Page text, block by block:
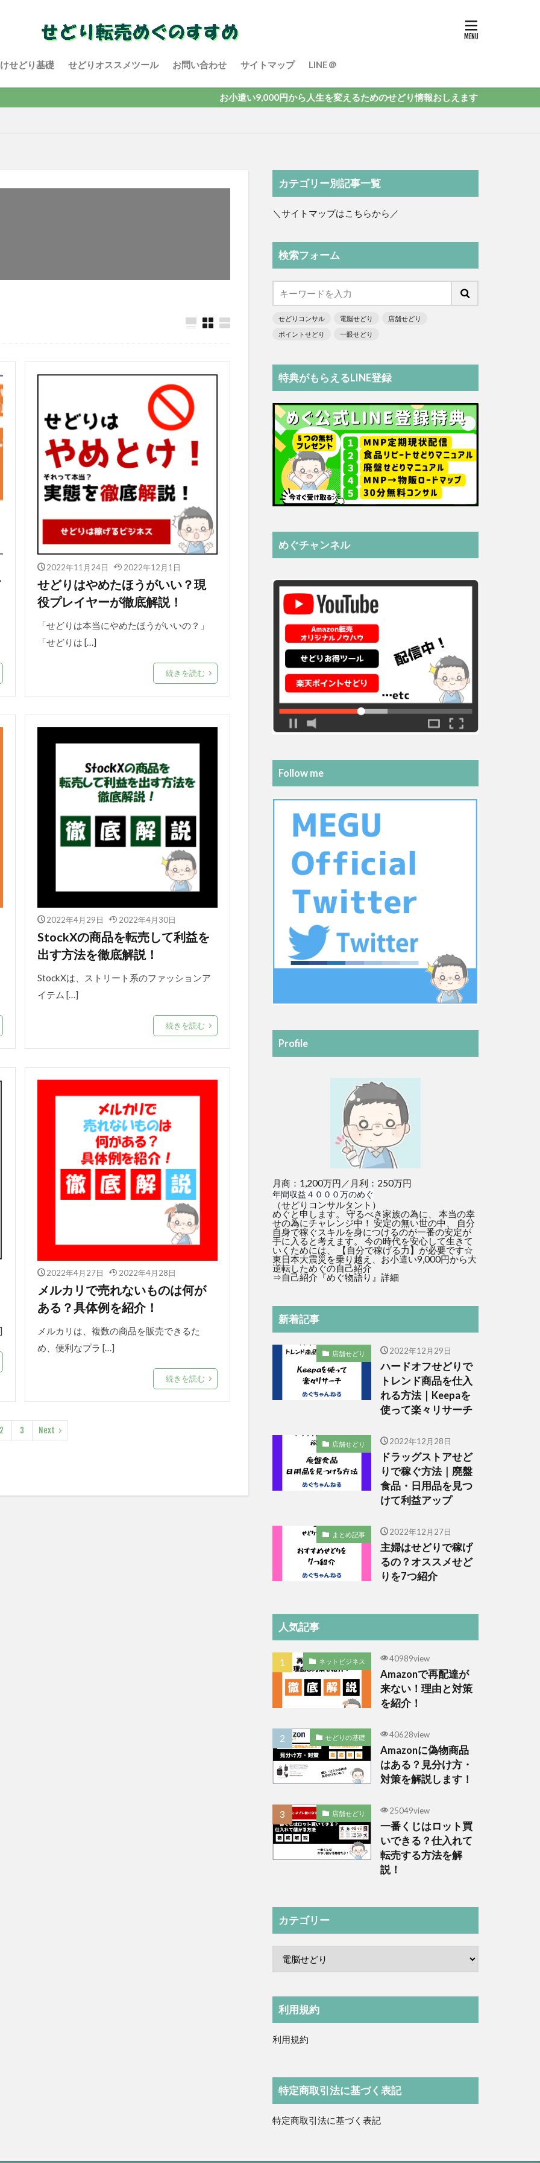
せどり基礎 せどりオススメツール お問い合わせ サイトマップ LINE＠
お小遣い9,000円から人生を変えるためのせどり情報おしえます
2022年11月24日 2022年12月1日
せどりはやめたほうがいい？現
役プレイヤーが徹底解説！
「せどりは本当にやめたほうがいいの？」
「せどりは […]
続きを読む
2022年4月29日 2022年4月30日
StockXの商品を転売して利益を
出す方法を徹底解説！
StockXは、ストリート系のファッションア
イテム […]
続きを読む
2022年4月27日 2022年4月28日
メルカリで売れないものは何が
ある？具体例を紹介！
メルカリは、複数の商品を販売できるた
め、便利なプラ […]
続きを読む
2 3 Next
カテゴリー別記事一覧
＼サイトマップはこちらから／
検索フォーム
せどりコンサル 電脳せどり
店舗せどり
ポイントせどり
一眼せどり
特典がもらえるLINE登録
めぐチャンネル
Follow me
Profile
月商：1,200万円／月利：250万円
年間収益４０００万のめぐ
（せどりコンサルタント）
めぐと申します。 守るべき家族の為に、 本当の幸
せの為にチャレンジ中！ 安定の無い世の中、 自分
自身で稼ぐスキルを身につけるのが一番の安定が
手に入ると考えます。 今の時代を安心して生きて
いくためには、 【自分で稼げる力】が必要です☆
東日本大震災を乗り越え、お小遣い9,000円から大
逆転しためぐの自己紹介
⇒自己紹介『めぐ物語り』詳細
新着記事
店舗せどり 2022年12月29日
ハードオフせどりで
トレンド商品を仕入
れる方法｜Keepaを
使って楽々リサーチ
店舗せどり 2022年12月28日
ドラッグストアせど
りで稼ぐ方法｜廃盤
食品・日用品を見つ
けて利益アップ
まとめ記事 2022年12月27日
主婦はせどりで稼げ
るの？オススメせど
りを7つ紹介
人気記事
ネットビジネス 40989view
Amazonで再配達が
来ない！理由と対策
を紹介！
せどりの基礎 40628view
Amazonに偽物商品
はある？見分け方・
対策を解説します！
店舗せどり 25049view
一番くじはロット買
いできる？仕入れて
転売する方法を解
説！
カテゴリー
利用規約
利用規約
特定商取引法に基づく表記
特定商取引法に基づく表記